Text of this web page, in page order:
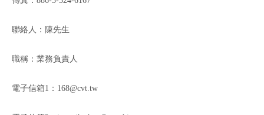
聯絡人：陳先生
職稱：業務負責人
電子信箱1： 168@cvt.tw